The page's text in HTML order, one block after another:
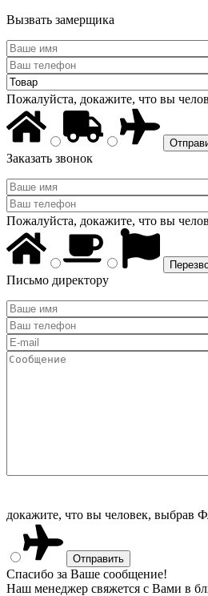
Вызвать замерщика
Пожалуйста, докажите, что вы
Заказать звонок
Пожалуйста, докажите, что вы
Письмо директору
докажите, что вы человек, выбрав
Спасибо за Ваше сообщение!
Наш менеджер свяжется с Вами в